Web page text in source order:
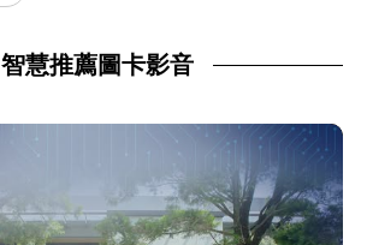
智慧推薦圖卡影音